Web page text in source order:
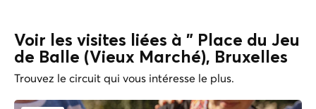
Voir les visites liées à " Place du Jeu
de Balle (Vieux Marché), Bruxelles
Trouvez le circuit qui vous intéresse le plus.